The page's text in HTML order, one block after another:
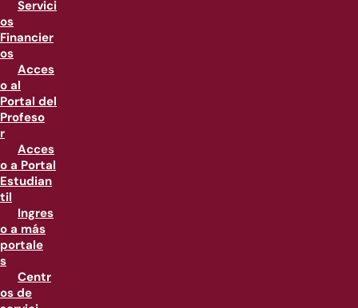
Servici
os
Financier
os
Acces
o al
Portal del
Profeso
r
Acces
o a Portal
Estudian
til
Ingres
o a más
portale
s
Centr
os de